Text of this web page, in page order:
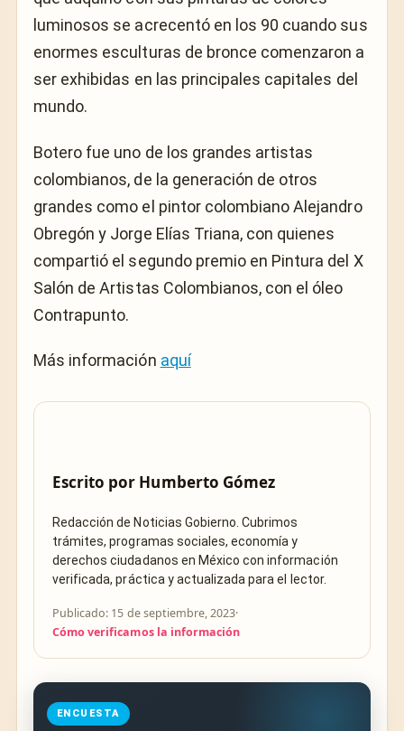
luminosos se acrecentó en los 90 cuando sus
enormes esculturas de bronce comenzaron a
ser exhibidas en las principales capitales del
mundo.
Botero fue uno de los grandes artistas
colombianos, de la generación de otros
grandes como el pintor colombiano Alejandro
Obregón y Jorge Elías Triana, con quienes
compartió el segundo premio en Pintura del X
Salón de Artistas Colombianos, con el óleo
Contrapunto.
Más información aquí
Escrito por Humberto Gómez
Redacción de Noticias Gobierno. Cubrimos
trámites, programas sociales, economía y
derechos ciudadanos en México con información
verificada, práctica y actualizada para el lector.
Publicado: 15 de septiembre, 2023·
Cómo verificamos la información
ENCUESTA